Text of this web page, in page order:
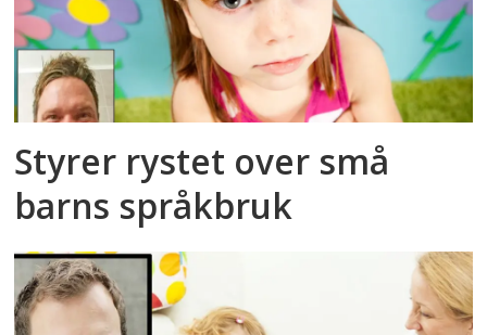
Styrer rystet over små
barns språkbruk